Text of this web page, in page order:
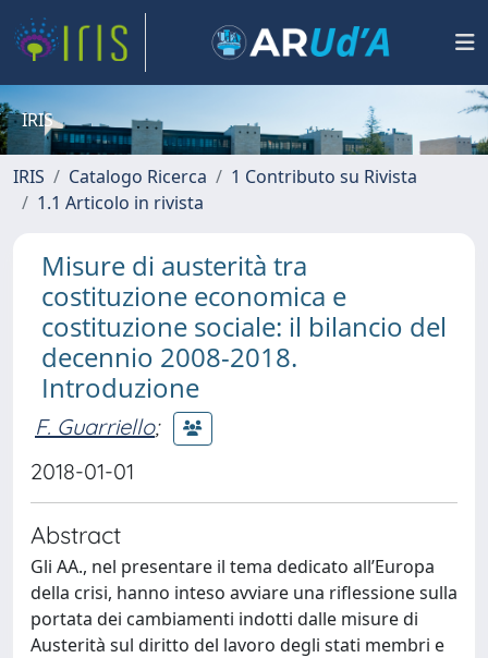
IRIS
IRIS Catalogo Ricerca
1 Contributo su Rivista
1.1 Articolo in rivista
Misure di austerità tra
costituzione economica e
costituzione sociale: il bilancio del
decennio 2008-2018.
Introduzione
F. Guarriello;
2018-01-01
Abstract
Gli AA., nel presentare il tema dedicato all’Europa
della crisi, hanno inteso avviare una riflessione sulla
portata dei cambiamenti indotti dalle misure di
Austerità sul diritto del lavoro degli stati membri e